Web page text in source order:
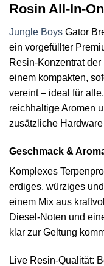
Rosin All-In-
Jungle Boys Gator
ein vorgefüllter
Resin‑Konzentrat
einem kompakten,
vereint – ideal für
reichhaltige Aromen
zusätzliche
Geschmack &
Komplexes
erdiges, würziges
einem Mix aus
Diesel‑Noten und
klar zur Geltung
Live Resin‑Qualität: